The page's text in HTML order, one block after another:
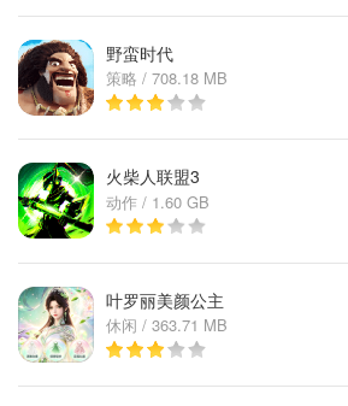
野蛮时代
策略 / 708.18 MB
火柴人联盟3
动作 / 1.60 GB
叶罗丽美颜公主
休闲 / 363.71 MB